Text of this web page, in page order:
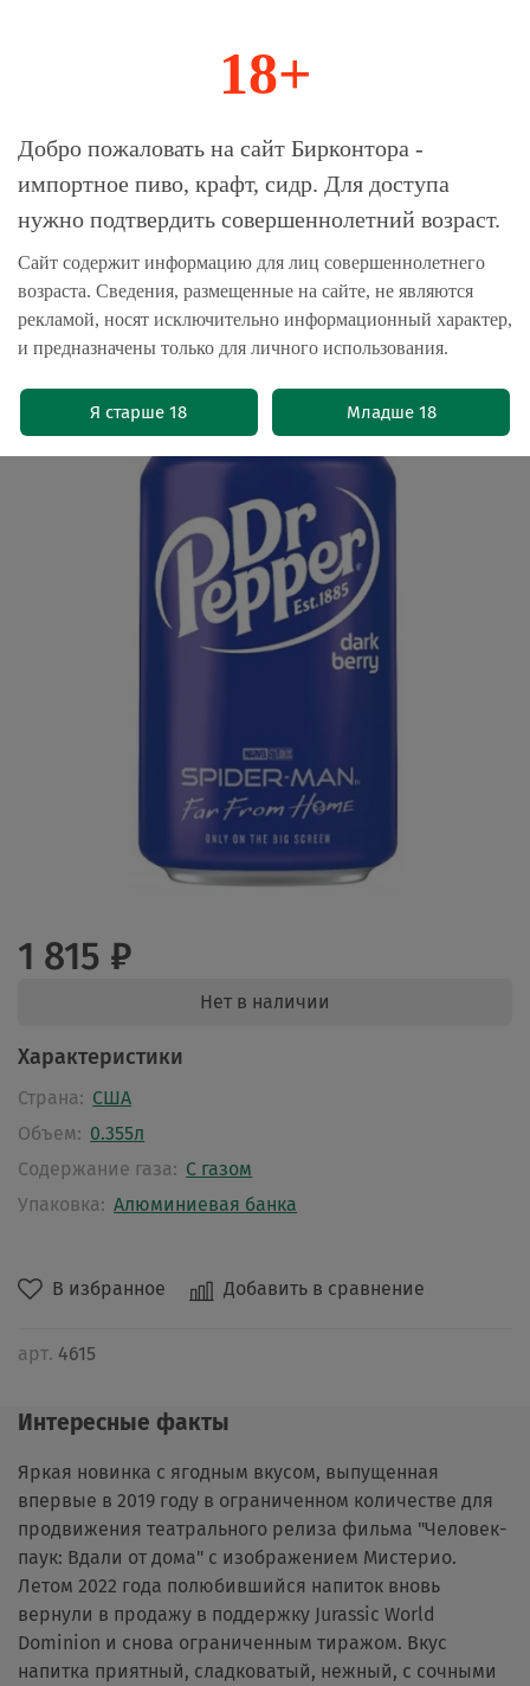
Магазин-Склад импортного пива, крафта и
Главная Газированные напитки, соки
Dr. Pepper Dark Berry 0.355 банка -
12 шт
В избранное Добавить в сравнение
арт. 4615
1 815 ₽
Нет в наличии
Характеристики
Страна: США
Объем: 0.355л
Содержание газа: С газом
Упаковка: Алюминиевая банка
Интересные факты
Яркая новинка с ягодным вкусом, выпущенная
впервые в 2019 году в ограниченном количестве для
продвижения театрального релиза фильма "Человек-
паук: Вдали от дома" с изображением Мистерио.
Летом 2022 года полюбившийся напиток вновь
вернули в продажу в поддержку Jurassic World
Dominion и снова ограниченным тиражом. Вкус
напитка приятный, сладковатый, нежный, с сочными
18+
Добро пожаловать на сайт Бирконтора -
импортное пиво, крафт, сидр. Для доступа
нужно подтвердить совершеннолетний возраст.
Сайт содержит информацию для лиц совершеннолетнего
возраста. Сведения, размещенные на сайте, не являются
рекламой, носят исключительно информационный характер,
и предназначены только для личного использования.
Я старше 18 Младше 18